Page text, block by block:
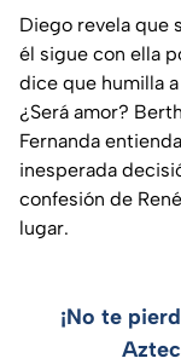
Diego revela que
él sigue con ella
dice que humilla
¿Será amor?
Fernanda
inesperada
confesión de
lugar.
¡No te